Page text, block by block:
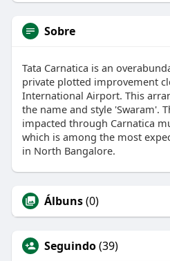
Sobre
Tata Carnatica is an
private plotted improvement
International Airport. This
the name and style 'Swaram'.
impacted through Carnatica
which is among the most
in North Bangalore.
Álbuns(0)
Seguindo(39)